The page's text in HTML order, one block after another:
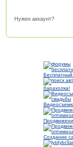
Нужен аккаунт?
барахолка!
Создание